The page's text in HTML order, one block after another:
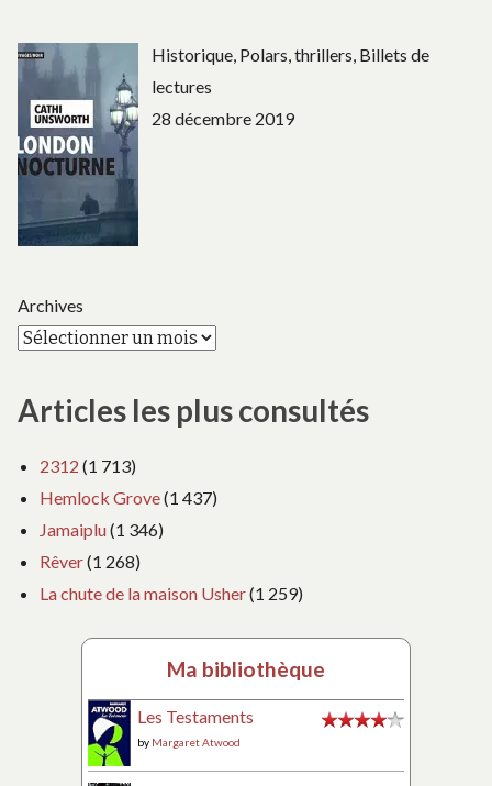
Historique, Polars, thrillers, Billets de
lectures
28 décembre 2019
Archives
Articles les plus consultés
2312 (1 713)
Hemlock Grove(1 437)
Jamaiplu(1 346)
Rêver(1 268)
La chute de la maison Usher(1 259)
Ma bibliothèque
Les Testaments
by Margaret Atwood